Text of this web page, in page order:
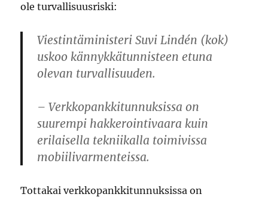
ole turvallisuusriski:
Viestintäministeri Suvi Lindén (kok)
uskoo kännykkätunnisteen etuna
olevan turvallisuuden.
– Verkkopankkitunnuksissa on
suurempi hakkerointivaara kuin
erilaisella tekniikalla toimivissa
mobiilivarmenteissa.
Tottakai verkkopankkitunnuksissa on